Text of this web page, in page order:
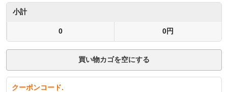
小計
0 0円
買い物カゴを空にする
クーポンコード.